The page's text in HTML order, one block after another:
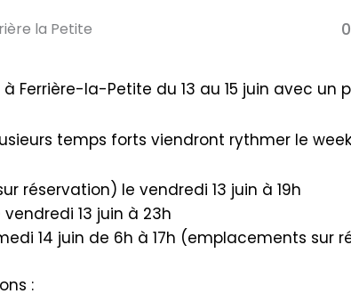
la Petite
Ferrière-la-Petite du 13 au 15 juin avec
temps forts viendront rythmer le
réservation) le vendredi 13 juin à 19h
vendredi 13 juin à 23h
14 juin de 6h à 17h (emplacements sur
: